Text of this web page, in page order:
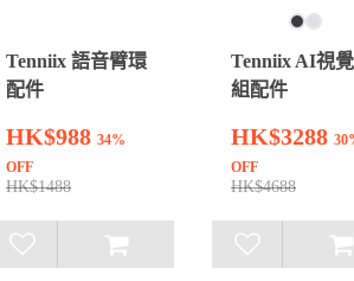
Tenniix 語音臂環
配件
HK$988 34%
OFF
HK$1488
Tenniix AI視
組配件
HK$3288
OFF
HK$4688